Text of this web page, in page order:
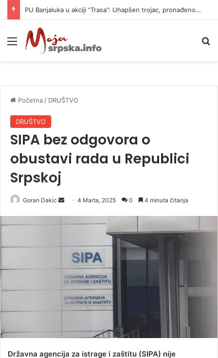
PU Banjaluka u akciji “Trasa”: Uhapšen trojac, pronađeno 14 automatskih pušaka (FOTO)
Meni
Početna / DRUŠTVO
DRUŠTVO
SIPA bez odgovora o
obustavi rada u Republici
Srpskoj
Goran Dakic
n
a
e
m
i
4 Marta, 2025 0 4 minuta čitanja
Državna agencija za istrage i zaštitu (SIPA) nije